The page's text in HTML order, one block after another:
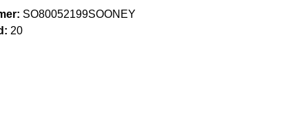
SO80052199SOONEY
20